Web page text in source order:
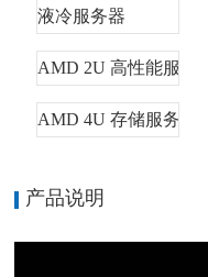
液冷服务器
AMD 2U 高性能服务器
AMD 4U 存储服务器
产品说明